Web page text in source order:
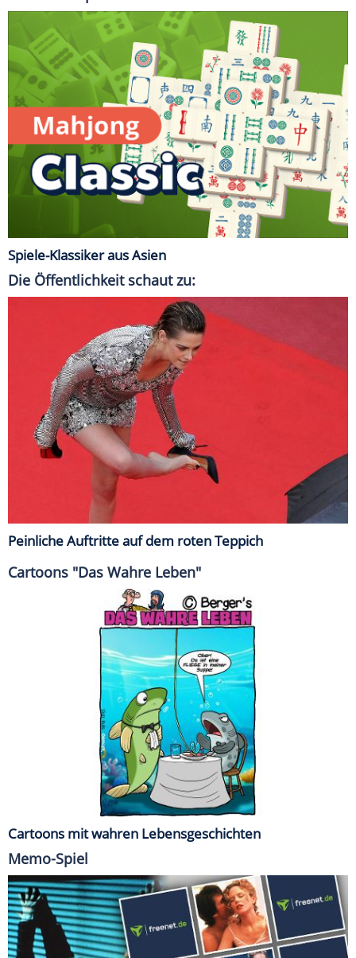
Spiele-Klassiker aus Asien
Die Öffentlichkeit schaut zu:
Peinliche Auftritte auf dem roten Teppich
Cartoons "Das Wahre Leben"
Cartoons mit wahren Lebensgeschichten
Memo-Spiel